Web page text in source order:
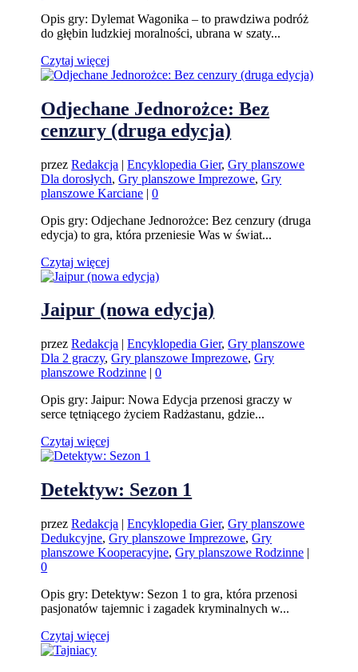
Opis gry: Dylemat Wagonika – to prawdziwa podróż
do głębin ludzkiej moralności, ubrana w szaty...
Czytaj więcej
Odjechane Jednorożce: Bez
cenzury (druga edycja)
przezRedakcja |Encyklopedia Gier,Gry planszowe
Dla dorosłych,Gry planszowe Imprezowe,Gry
planszowe Karciane |0
Opis gry: Odjechane Jednorożce: Bez cenzury (druga
edycja) to gra, która przeniesie Was w świat...
Czytaj więcej
Jaipur (nowa edycja)
przezRedakcja |Encyklopedia Gier,Gry planszowe
Dla 2 graczy,Gry planszowe Imprezowe,Gry
planszowe Rodzinne |0
Opis gry: Jaipur: Nowa Edycja przenosi graczy w
serce tętniącego życiem Radżastanu, gdzie...
Czytaj więcej
Detektyw: Sezon 1
przezRedakcja |Encyklopedia Gier,Gry planszowe
Dedukcyjne,Gry planszowe Imprezowe,Gry
planszowe Kooperacyjne,Gry planszowe Rodzinne |
0
Opis gry: Detektyw: Sezon 1 to gra, która przenosi
pasjonatów tajemnic i zagadek kryminalnych w...
Czytaj więcej